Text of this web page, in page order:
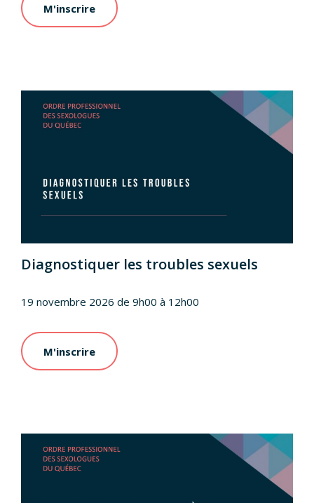
M'inscrire
Diagnostiquer les troubles sexuels
19 novembre 2026 de 9h00 à 12h00
M'inscrire